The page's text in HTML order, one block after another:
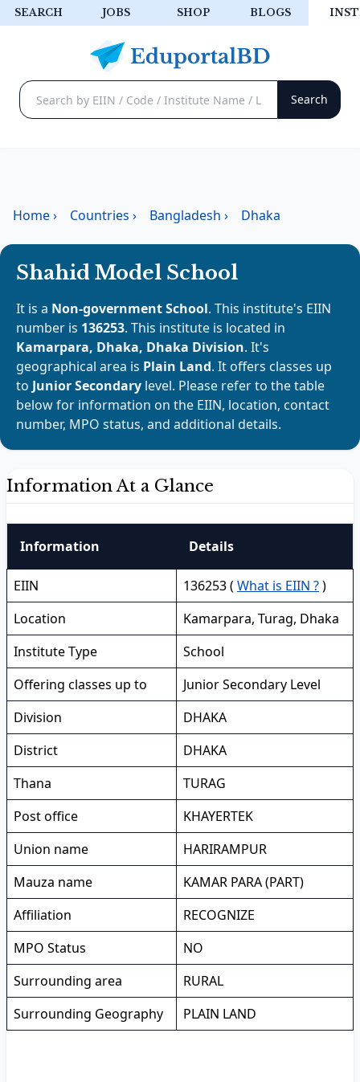
SEARCH JOBS SHOP BLOGS
Home› Countries › Bangladesh › Dhaka
Shahid Model School
It is a Non-government School. This institute's EIIN
number is 136253. This institute is located in
Kamarpara, Dhaka, Dhaka Division. It's
geographical area is Plain Land. It offers classes up
to Junior Secondary level. Please refer to the table
below for information on the EIIN, location, contact
number, MPO status, and additional details.
Information At a Glance
Information Details
EIIN 136253 ( What is EIIN ?)
Location
Kamarpara, Turag, Dhaka
Institute Type
School
Offering classes up to
Junior Secondary Level
Division
DHAKA
District
DHAKA
Thana
TURAG
Post office
KHAYERTEK
Union name
HARIRAMPUR
Mauza name
KAMAR PARA (PART)
Affiliation
RECOGNIZE
MPO Status
NO
Surrounding area
RURAL
Surrounding Geography
PLAIN LAND